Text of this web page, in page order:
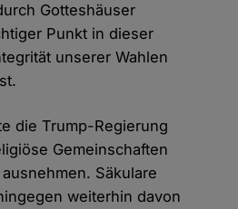
Gotteshäuser
Punkt in dieser
unserer Wahlen
die Trump-Regierung
Gemeinschaften
Säkulare
weiterhin davon